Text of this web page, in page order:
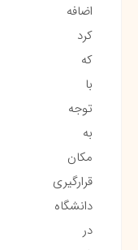
اضافه
کرد
که
با
توجه
به
مکان
قرارگیری
دانشگاه
در